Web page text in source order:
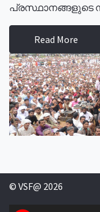
പ്രസ്ഥാനങ്ങളുടെ
Read More
© VSF@ 2026